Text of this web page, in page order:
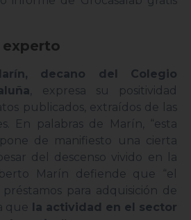
decano del Colegio
, expresa su positividad
publicados, extraídos de las
En palabras de Marín, “esta
de manifiesto una cierta
del descenso vivido en la
Marín defiende que “el
para adquisición de
que la actividad en el sector